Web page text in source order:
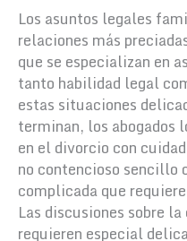
Los asuntos legales
relaciones más
que se especializan en
tanto habilidad legal
estas situaciones
terminan, los abogados
en el divorcio con
no contencioso sencillo
complicada que
Las discusiones sobre
requieren especial